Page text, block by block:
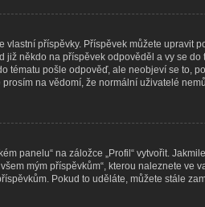
příspěvky. Příspěvek můžete upravit
někdo na příspěvek odpověděl a vy se
tématu pošle odpověď, ale neobjeví se to,
na vědomí, že normální uživatelé
panelu“ na záložce „Profil“ vytvořit.
mým příspěvkům“, kterou naleznete ve
Pokud to uděláte, můžete stále